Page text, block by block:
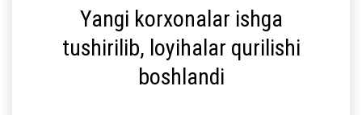
Yangi korxonalar ishga
tushirilib, loyihalar qurilishi
boshlandi